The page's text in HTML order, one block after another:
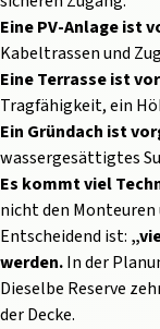
Eine PV-Anlage ist
Kabeltrassen und
Eine Terrasse ist
Tragfähigkeit, ein
Ein Gründach ist
wassergesättigtes
Es kommt viel
nicht den Monteuren
Entscheidend ist:
werden.In der
Dieselbe Reserve
der Decke.